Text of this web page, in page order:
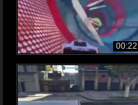
00:22